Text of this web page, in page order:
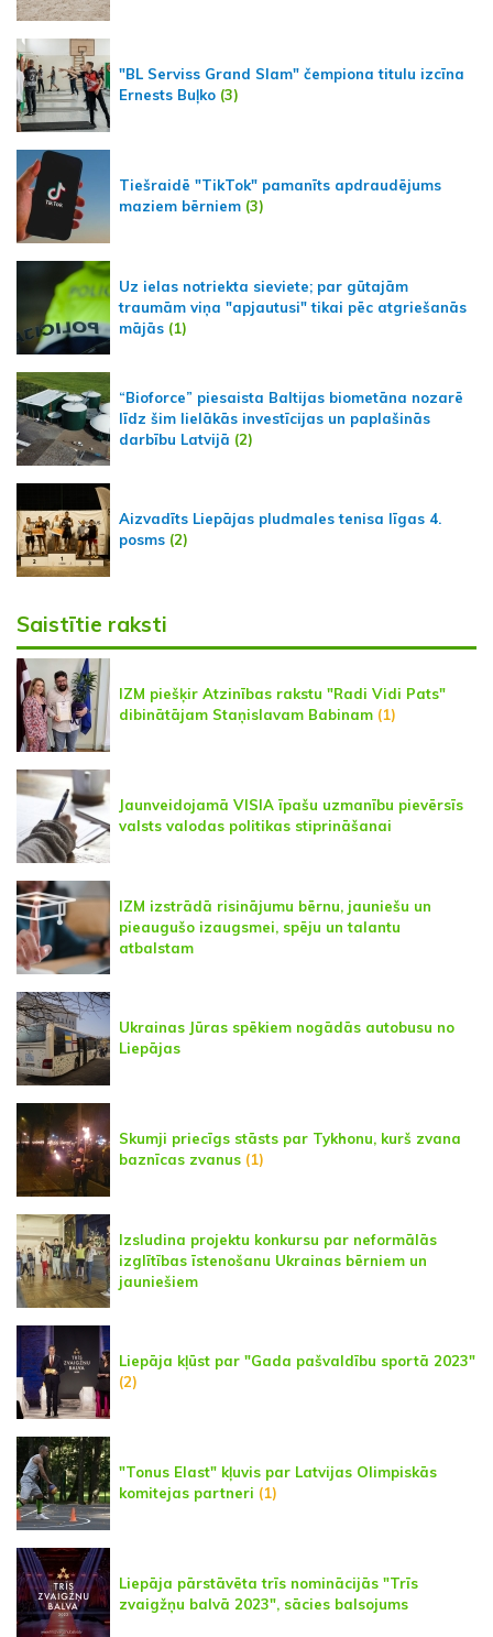
"BL Serviss Grand Slam" čempiona titulu izcīna
Ernests Buļko (3)
Tiešraidē "TikTok" pamanīts apdraudējums
maziem bērniem (3)
Uz ielas notriekta sieviete; par gūtajām
traumām viņa "apjautusi" tikai pēc atgriešanās
mājās (1)
“Bioforce” piesaista Baltijas biometāna nozarē
līdz šim lielākās investīcijas un paplašinās
darbību Latvijā (2)
Aizvadīts Liepājas pludmales tenisa līgas 4.
posms (2)
Saistītie raksti
IZM piešķir Atzinības rakstu "Radi Vidi Pats"
dibinātājam Staņislavam Babinam (1)
Jaunveidojamā VISIA īpašu uzmanību pievērsīs
valsts valodas politikas stiprināšanai
IZM izstrādā risinājumu bērnu, jauniešu un
pieaugušo izaugsmei, spēju un talantu
atbalstam
Ukrainas Jūras spēkiem nogādās autobusu no
Liepājas
Skumji priecīgs stāsts par Tykhonu, kurš zvana
baznīcas zvanus (1)
Izsludina projektu konkursu par neformālās
izglītības īstenošanu Ukrainas bērniem un
jauniešiem
Liepāja kļūst par "Gada pašvaldību sportā 2023"
(2)
"Tonus Elast" kļuvis par Latvijas Olimpiskās
komitejas partneri (1)
Liepāja pārstāvēta trīs nominācijās "Trīs
zvaigžņu balvā 2023", sācies balsojums